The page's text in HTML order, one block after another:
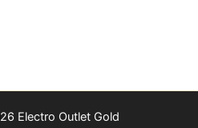
Electro Outlet Gold